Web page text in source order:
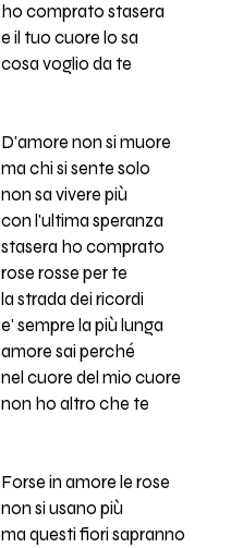
ho comprato stasera
e il tuo cuore lo sa
cosa voglio da te
D'amore non si muore
ma chi si sente solo
non sa vivere più
con l'ultima speranza
stasera ho comprato
rose rosse per te
la strada dei ricordi
e' sempre la più lunga
amore sai perché
nel cuore del mio cuore
non ho altro che te
Forse in amore le rose
non si usano più
ma questi fiori sapranno